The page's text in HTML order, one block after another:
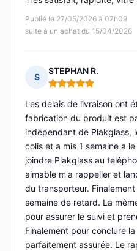
Publié le 27/05/2026 à 07h09
suite à un achat du 15/04/2026
S
STEPHAN R.
Note : 5 sur 5
Les delais de livraison ont
fabrication du produit est
indépendant de Plakglass,
colis et a mis 1 semaine a
joindre Plakglass au
aimable m'a rappeller et
du transporteur.
semaine de retard. La
pour assurer le suivi et
Finalement pour conclure
parfaitement assurée. Le